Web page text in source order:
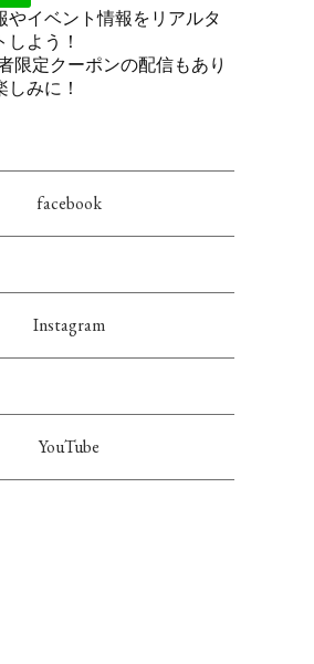
facebook
Instagram
YouTube